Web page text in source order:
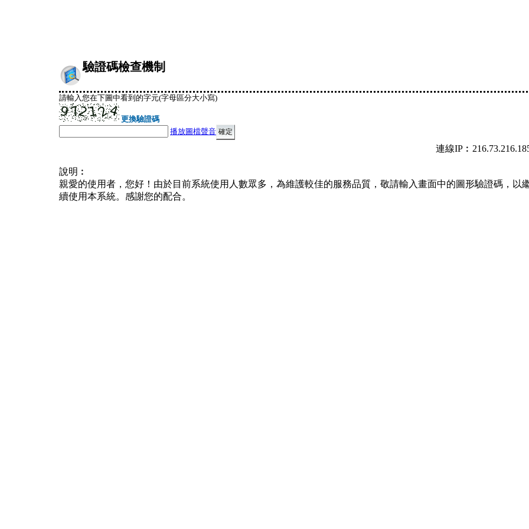
驗證碼檢查機制
請輸入您在下圖中看到的字元(字母區分大小寫)
更換驗證碼
播放圖檔聲音
連線
說明︰
親愛的使用者，您好！由於目前系統使用人數眾多，為維護較佳的服務品質，敬請輸入畫面中的圖形驗證碼，以
續使用本系統。感謝您的配合。